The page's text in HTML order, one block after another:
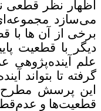
اظهار نظر قطعی
می‌سازد
برخی از آن ها با
دیگر با قطعیت
علم آینده‌پژوهی
گرفته تا بتواند
این پرسش مطرح
قطعیت‌ها و